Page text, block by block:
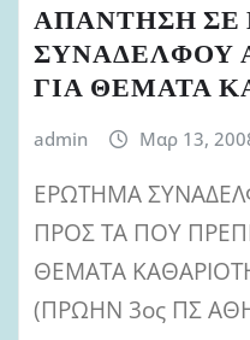
ΑΠΑΝΤΗΣΗ
ΣΥΝΑΔΕΛΦΟΥ
ΓΙΑ ΘΕΜΑΤΑ
admin Μαρ 13,
ΕΡΩΤΗΜΑ
ΠΡΟΣ ΤΑ ΠΟΥ
ΘΕΜΑΤΑ
(ΠΡΩΗΝ 3ος ΠΣ